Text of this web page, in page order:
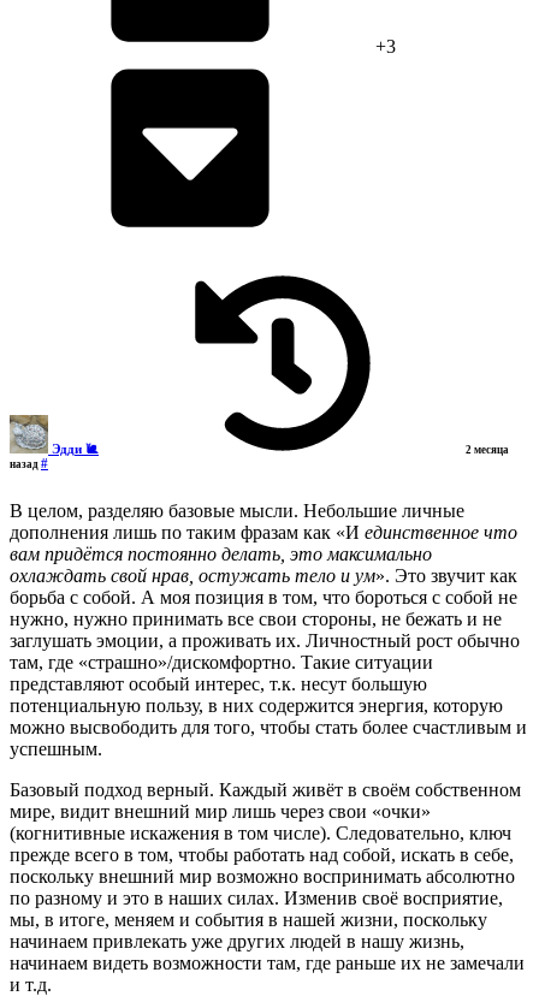
+3
Эдди 🐌
2 месяца
назад #
В целом, разделяю базовые мысли. Небольшие личные
дополнения лишь по таким фразам как «И единственное что
вам придётся постоянно делать, это максимально
охлаждать свой нрав, остужать тело и ум». Это звучит как
борьба с собой. А моя позиция в том, что бороться с собой не
нужно, нужно принимать все свои стороны, не бежать и не
заглушать эмоции, а проживать их. Личностный рост обычно
там, где «страшно»/дискомфортно. Такие ситуации
представляют особый интерес, т.к. несут большую
потенциальную пользу, в них содержится энергия, которую
можно высвободить для того, чтобы стать более счастливым и
успешным.
Базовый подход верный. Каждый живёт в своём собственном
мире, видит внешний мир лишь через свои «очки»
(когнитивные искажения в том числе). Следовательно, ключ
прежде всего в том, чтобы работать над собой, искать в себе,
поскольку внешний мир возможно воспринимать абсолютно
по разному и это в наших силах. Изменив своё восприятие,
мы, в итоге, меняем и события в нашей жизни, поскольку
начинаем привлекать уже других людей в нашу жизнь,
начинаем видеть возможности там, где раньше их не замечали
и т.д.